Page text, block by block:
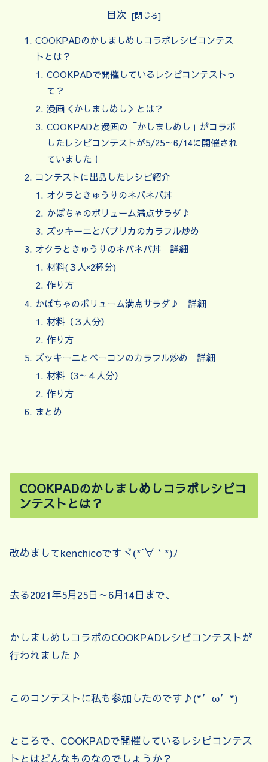
目次
COOKPADのかしましめしコラボレシピコンテス
トとは？
COOKPADで開催しているレシピコンテストっ
て？
漫画＜かしましめし＞とは？
COOKPADと漫画の「かしましめし」がコラボ
したレシピコンテストが5/25～6/14に開催され
ていました！
コンテストに出品したレシピ紹介
オクラときゅうりのネバネバ丼
かぼちゃのボリューム満点サラダ♪
ズッキーニとパプリカのカラフル炒め
オクラときゅうりのネバネバ丼 詳細
材料(３人×2杯分)
作り方
かぼちゃのボリューム満点サラダ♪ 詳細
材料（３人分）
作り方
ズッキーニとベーコンのカラフル炒め 詳細
材料（3～４人分）
作り方
まとめ
COOKPADのかしましめしコラボレシピコ
ンテストとは？
改めましてkenchicoですヾ(*´∀｀*)ﾉ
去る2021年5月25日～6月14日まで、
かしましめしコラボのCOOKPADレシピコンテストが
行われました♪
このコンテストに私も参加したのです♪(*’ω’*)
ところで、COOKPADで開催しているレシピコンテス
トとはどんなものなのでしょうか？